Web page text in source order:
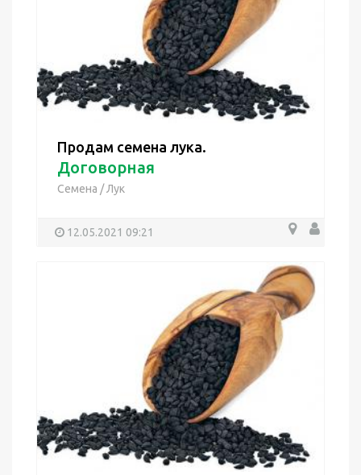
Продам семена лука.
Договорная
Семена /Лук
12.05.2021 09:21